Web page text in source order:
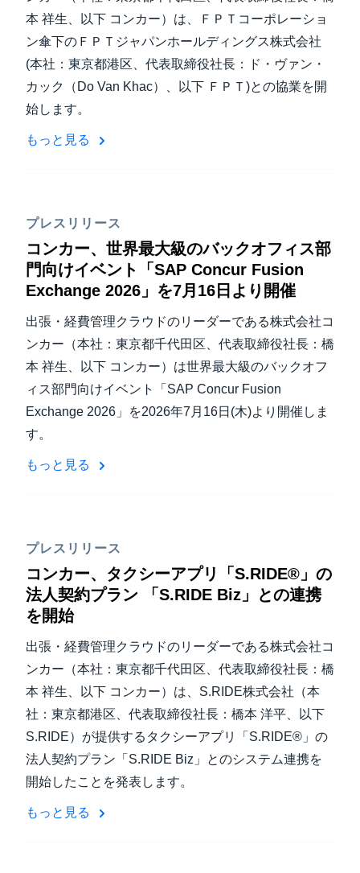
本 祥生、以下 コンカー）は、ＦＰＴコーポレーショ
ン傘下のＦＰＴジャパンホールディングス株式会社
(本社：東京都港区、代表取締役社長：ド・ヴァン・
カック（Do Van Khac）、以下 ＦＰＴ)との協業を開
始します。
もっと見る
プレスリリース
コンカー、世界最大級のバックオフィス部
門向けイベント「SAP Concur Fusion
Exchange 2026」を7月16日より開催
出張・経費管理クラウドのリーダーである株式会社コ
ンカー（本社：東京都千代田区、代表取締役社長：橋
本 祥生、以下 コンカー）は世界最大級のバックオフ
ィス部門向けイベント「SAP Concur Fusion
Exchange 2026」を2026年7月16日(木)より開催しま
す。
もっと見る
プレスリリース
コンカー、タクシーアプリ「S.RIDE®」の
法人契約プラン 「S.RIDE Biz」との連携
を開始
出張・経費管理クラウドのリーダーである株式会社コ
ンカー（本社：東京都千代田区、代表取締役社長：橋
本 祥生、以下 コンカー）は、S.RIDE株式会社（本
社：東京都港区、代表取締役社長：橋本 洋平、以下
S.RIDE）が提供するタクシーアプリ「S.RIDE®」の
法人契約プラン「S.RIDE Biz」とのシステム連携を
開始したことを発表します。
もっと見る